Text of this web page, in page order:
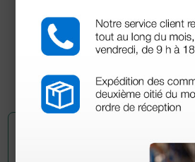
Manual de usuario
Declaración de